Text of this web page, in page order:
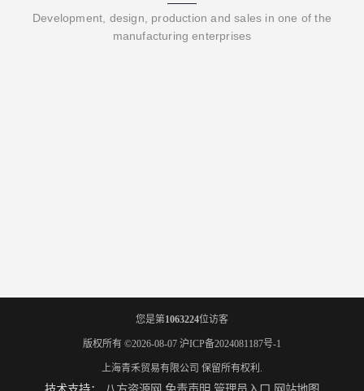
Development, design, production and sales in one of the
manufacturing enterprises
您是第1063224位访客
版权所有 ©2026-08-07 沪ICP备2024081187号-1
上海青禾贸易有限公司 保留所有权利.